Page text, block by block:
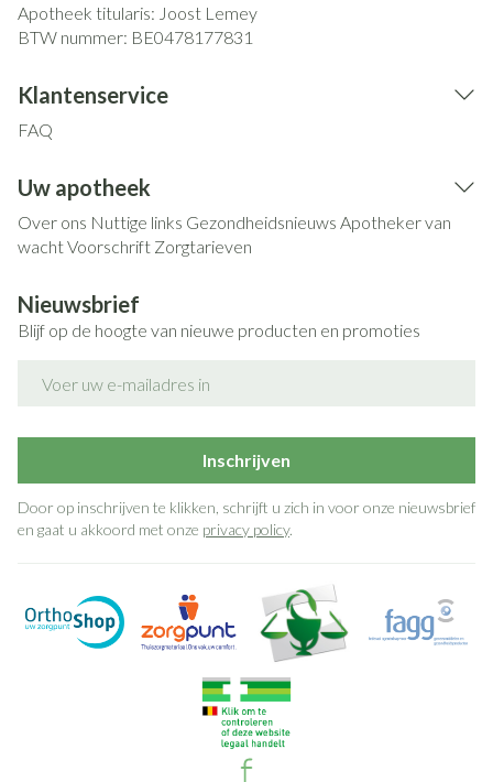
Apotheek titularis: Joost Lemey
BTW nummer: BE0478177831
Klantenservice
FAQ
Uw apotheek
Over ons Nuttige links Gezondheidsnieuws Apotheker van
wachtVoorschrift Zorgtarieven
Nieuwsbrief
Blijf op de hoogte van nieuwe producten en promoties
Inschrijven
Door op inschrijven te klikken, schrijft u zich in voor onze nieuwsbrief
en gaat u akkoord met onze privacy policy.